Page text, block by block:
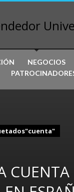
NEGOCIOS
CUENTA